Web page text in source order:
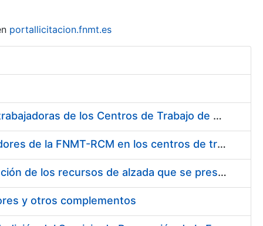
portallicitacion.fnmt.es
Suministro de Protectores Auditivos a medida para las personas trabajadoras de los Centros de Trabajo de Madrid y Burgos
Suministro de gafas graduadas antiproyecciones para los trabajadores de la FNMT-RCM en los centros de trabajo de Madrid y Burgos
Servicios de una empresa externa para el asesoramiento y resolución de los recursos de alzada que se presentan relacionados con procesos de selección para la FNMT-RCM
y otros complementos